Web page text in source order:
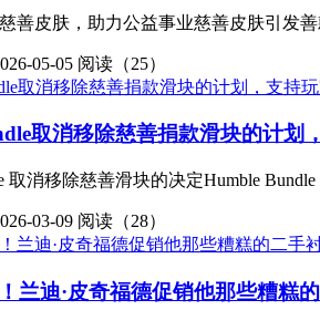
善皮肤，助力公益事业慈善皮肤引发
05-05 阅读（25）
取消移除慈善捐款滑块的计划
取消移除慈善滑块的决定Humble
03-09 阅读（28）
兰迪·皮奇福德促销他那些糟糕